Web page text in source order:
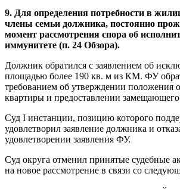
9. Для определения потребности в
члены семьи должника, постоянно
момент рассмотрения спора об
иммунитете (п. 24 Обзора).
Должник обратился с заявлением об
площадью более 190 кв. м из КМ. ФУ
требованием об утверждении положения
квартиры и предоставлении
Суд I инстанции, позицию которого
удовлетворил заявление должника и
удовлетворении заявления ФУ.
Суд округа отменил принятые судебные
на новое рассмотрение в связи со